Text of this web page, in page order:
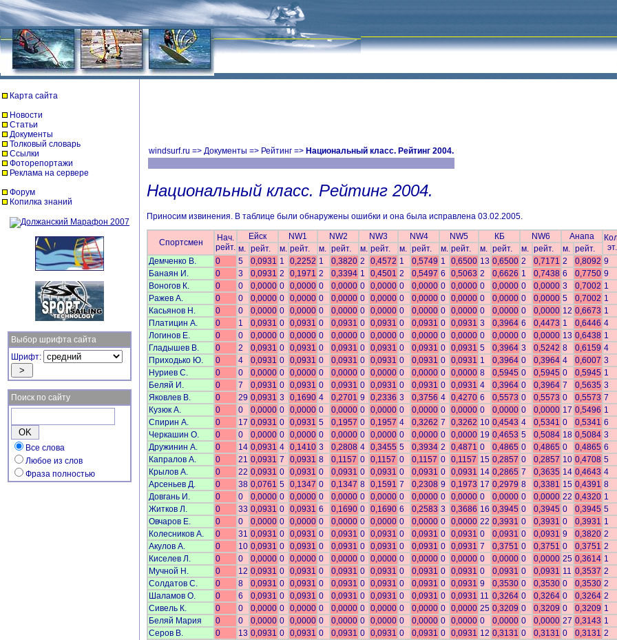
Карта сайта
Новости
Статьи
Документы
Толковый словарь
Ссылки
Фоторепортажи
Реклама на сервере
Форум
Копилка знаний
Выбор шрифта сайта
Шрифт:
Поиск по сайту
Все слова
Любое из слов
Фраза полностью
windsurf.ru => Документы => Рейтинг => Национальный класс. Рейтинг 2004.
Национальный класс. Рейтинг 2004.
Приносим извинения. В таблице были обнаружены ошибки и она была исправлена 03.02.2005.
Спортсмен
Нач.
рейт.
Ейск NW1 NW2 NW3 NW4 NW5 КБ NW6 Анапа
эт.
м. рейт. м. рейт. м. рейт. м. рейт. м. рейт. м. рейт. м. рейт. м. рейт. м. рейт.
Демченко В.
0 5 0,0931 1 0,2252 1 0,3820 2 0,4572 1 0,5749 1 0,6500 13 0,6500 2 0,7171 2 0,8092 9
Банаян И.
0 3 0,0931 2 0,1971 2 0,3394 1 0,4501 2 0,5497 6 0,5063 2 0,6626 1 0,7438 6 0,7750 9
Воногов К.
0 0 0,0000 0 0,0000 0 0,0000 0 0,0000 0 0,0000 0 0,0000 0 0,0000 0 0,0000 3 0,7002 1
Ражев А.
0 0 0,0000 0 0,0000 0 0,0000 0 0,0000 0 0,0000 0 0,0000 0 0,0000 0 0,0000 5 0,7002 1
Касьянов Н.
0 0 0,0000 0 0,0000 0 0,0000 0 0,0000 0 0,0000 0 0,0000 0 0,0000 0 0,0000 12 0,6673 1
Платицин А.
0 1 0,0931 0 0,0931 0 0,0931 0 0,0931 0 0,0931 0 0,0931 3 0,3964 6 0,4473 1 0,6446 4
Логинов Е.
0 0 0,0000 0 0,0000 0 0,0000 0 0,0000 0 0,0000 0 0,0000 0 0,0000 0 0,0000 13 0,6438 1
Гладышев В.
0 2 0,0931 0 0,0931 0 0,0931 0 0,0931 0 0,0931 0 0,0931 5 0,3964 3 0,5242 8 0,6159 4
Приходько Ю.
0 4 0,0931 0 0,0931 0 0,0931 0 0,0931 0 0,0931 0 0,0931 1 0,3964 0 0,3964 4 0,6007 3
Нуриев С.
0 0 0,0000 0 0,0000 0 0,0000 0 0,0000 0 0,0000 0 0,0000 8 0,5945 0 0,5945 0 0,5945 1
Беляй И.
0 7 0,0931 0 0,0931 0 0,0931 0 0,0931 0 0,0931 0 0,0931 4 0,3964 0 0,3964 7 0,5635 3
Яковлев В.
0 29 0,0931 3 0,1690 4 0,2701 9 0,2336 3 0,3756 4 0,4270 6 0,5573 0 0,5573 0 0,5573 7
Кузюк А.
0 0 0,0000 0 0,0000 0 0,0000 0 0,0000 0 0,0000 0 0,0000 0 0,0000 0 0,0000 17 0,5496 1
Спирин А.
0 17 0,0931 0 0,0931 5 0,1957 0 0,1957 4 0,3262 7 0,3262 10 0,4543 4 0,5341 0 0,5341 6
Черкашин О.
0 0 0,0000 0 0,0000 0 0,0000 0 0,0000 0 0,0000 0 0,0000 19 0,4653 5 0,5084 18 0,5084 3
Дружинин А.
0 14 0,0931 4 0,1410 3 0,2808 4 0,3455 5 0,3934 2 0,4871 0 0,4865 0 0,4865 0 0,4865 6
Капралов А.
0 21 0,0931 7 0,0931 8 0,1157 0 0,1157 0 0,1157 0 0,1157 15 0,2857 0 0,2857 10 0,4708 5
Крылов А.
0 22 0,0931 0 0,0931 0 0,0931 0 0,0931 0 0,0931 0 0,0931 14 0,2865 7 0,3635 14 0,4643 4
Арсеньев Д.
0 38 0,0761 5 0,1347 0 0,1347 8 0,1591 7 0,2308 9 0,1973 17 0,2979 8 0,3381 15 0,4391 8
Довгань И.
0 0 0,0000 0 0,0000 0 0,0000 0 0,0000 0 0,0000 0 0,0000 0 0,0000 0 0,0000 22 0,4320 1
Житков Л.
0 33 0,0931 0 0,0931 6 0,1690 0 0,1690 6 0,2583 3 0,3686 16 0,3945 0 0,3945 0 0,3945 5
Овчаров Е.
0 0 0,0000 0 0,0000 0 0,0000 0 0,0000 0 0,0000 0 0,0000 22 0,3931 0 0,3931 0 0,3931 1
Колесников А.
0 31 0,0931 0 0,0931 0 0,0931 0 0,0931 0 0,0931 0 0,0931 0 0,0931 0 0,0931 9 0,3820 2
Акулов А.
0 10 0,0931 0 0,0931 0 0,0931 0 0,0931 0 0,0931 0 0,0931 7 0,3751 0 0,3751 0 0,3751 2
Киселев Л.
0 0 0,0000 0 0,0000 0 0,0000 0 0,0000 0 0,0000 0 0,0000 0 0,0000 0 0,0000 25 0,3614 1
Мучной Н.
0 12 0,0931 0 0,0931 0 0,0931 0 0,0931 0 0,0931 0 0,0931 0 0,0931 0 0,0931 11 0,3537 2
Солдатов С.
0 8 0,0931 0 0,0931 0 0,0931 0 0,0931 0 0,0931 0 0,0931 9 0,3530 0 0,3530 0 0,3530 2
Шаламов О.
0 6 0,0931 0 0,0931 0 0,0931 0 0,0931 0 0,0931 0 0,0931 11 0,3264 0 0,3264 0 0,3264 2
Сивель К.
0 0 0,0000 0 0,0000 0 0,0000 0 0,0000 0 0,0000 0 0,0000 25 0,3209 0 0,3209 0 0,3209 1
Беляй Мария
0 0 0,0000 0 0,0000 0 0,0000 0 0,0000 0 0,0000 0 0,0000 0 0,0000 0 0,0000 27 0,3143 1
Серов В.
0 13 0,0931 0 0,0931 0 0,0931 0 0,0931 0 0,0931 0 0,0931 12 0,3131 0 0,3131 0 0,3131 2